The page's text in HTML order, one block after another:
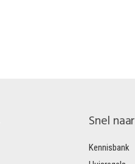
Snel naar
Kennisbank